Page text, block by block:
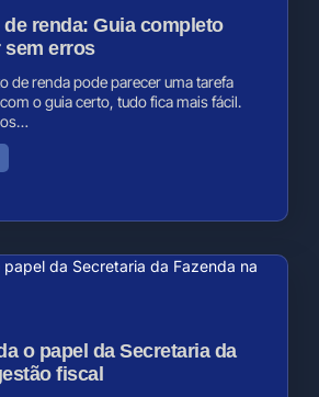
renda: Guia completo
sem erros
de renda pode parecer uma tarefa
o guia certo, tudo fica mais fácil.
o papel da Secretaria da
fiscal